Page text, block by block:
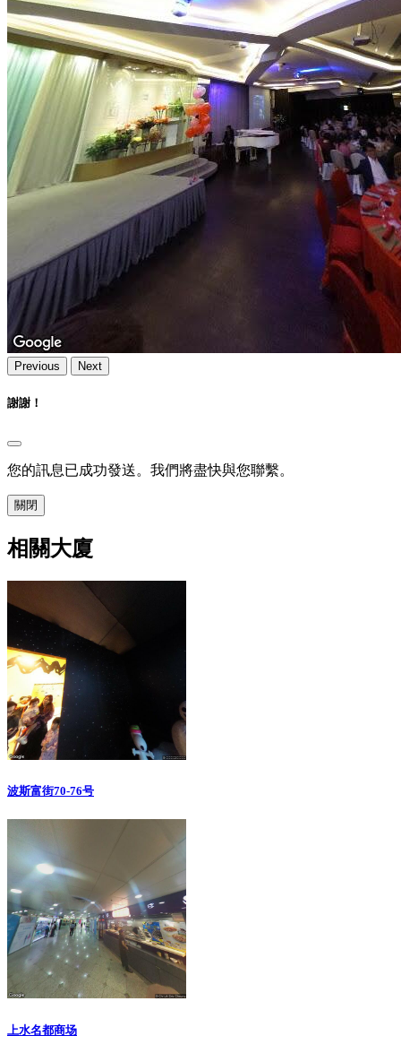
Previous Next
謝謝！
您的訊息已成功發送。我們將盡快與您聯繫。
關閉
相關大廈
波斯富街70-76号
上水名都商场